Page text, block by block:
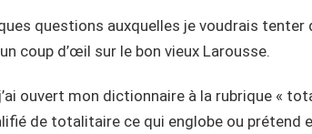
questions auxquelles je voudrais tenter
coup d’œil sur le bon vieux Larousse.
ouvert mon dictionnaire à la rubrique «
de totalitaire ce qui englobe ou prétend